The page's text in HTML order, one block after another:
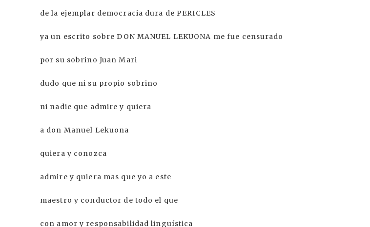
de la ejemplar democracia dura de PERICLES
ya un escrito sobre DON MANUEL LEKUONA me fue censurado
por su sobrino Juan Mari
dudo que ni su propio sobrino
ni nadie que admire y quiera
a don Manuel Lekuona
quiera y conozca
admire y quiera mas que yo a este
maestro y conductor de todo el que
con amor y responsabilidad linguística